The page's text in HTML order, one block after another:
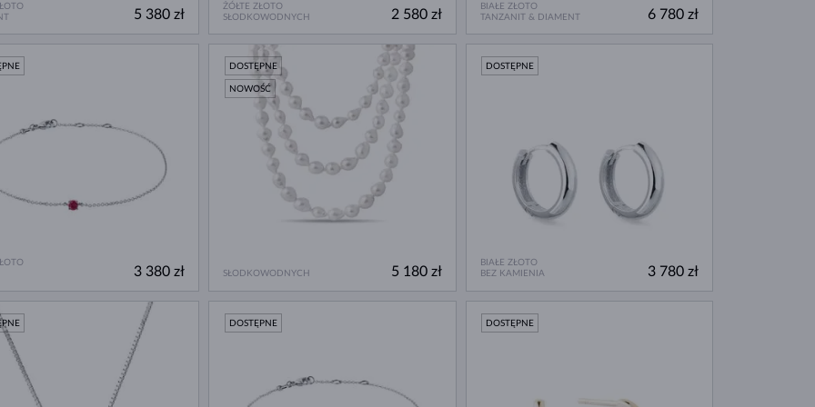
5 380 zł
ŻÓŁTE ZŁOTO
SŁODKOWODNYCH
2 580 zł
BIAŁE ZŁOTO
TANZANIT & DIAMENT
6 780 zł
3 380 zł SŁODKOWODNYCH
DOSTĘPNE
NOWOŚĆ
5 180 zł
BIAŁE ZŁOTO
BEZ KAMIENIA
DOSTĘPNE
3 780 zł
DOSTĘPNE DOSTĘPNE